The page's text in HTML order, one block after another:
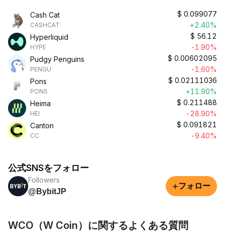
Cash Cat
CASHCAT
$ 0.099077
+2.40%
Hyperliquid
HYPE
$ 56.12
-1.90%
Pudgy Penguins
PENGU
$ 0.00602095
-1.60%
Pons
PONS
$ 0.02111036
+11.90%
Heima
HEI
$ 0.211488
-28.90%
Canton
CC
$ 0.091821
-9.40%
公式SNSをフォロー
Followers
@BybitJP
+フォロー
WCO（W Coin）に関するよくある質問